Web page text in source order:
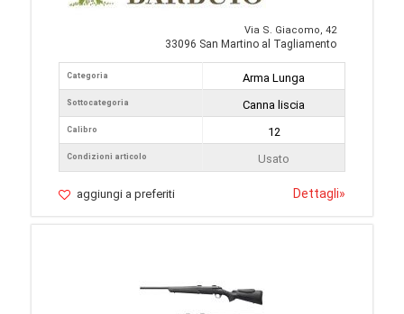
Via S. Giacomo, 42
33096 San Martino al Tagliamento
Categoria
Sottocategoria
Calibro
Condizioni articolo
Arma Lunga
Canna liscia
12
Usato
aggiungi a preferiti Dettagli»